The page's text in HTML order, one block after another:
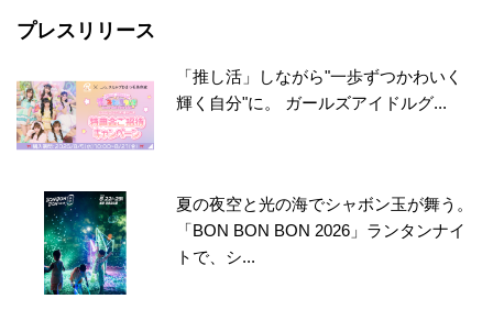
プレスリリース
「推し活」しながら"一歩ずつかわいく
輝く自分"に。 ガールズアイドルグ...
夏の夜空と光の海でシャボン玉が舞う。
「BON BON BON 2026」ランタンナイ
トで、シ...